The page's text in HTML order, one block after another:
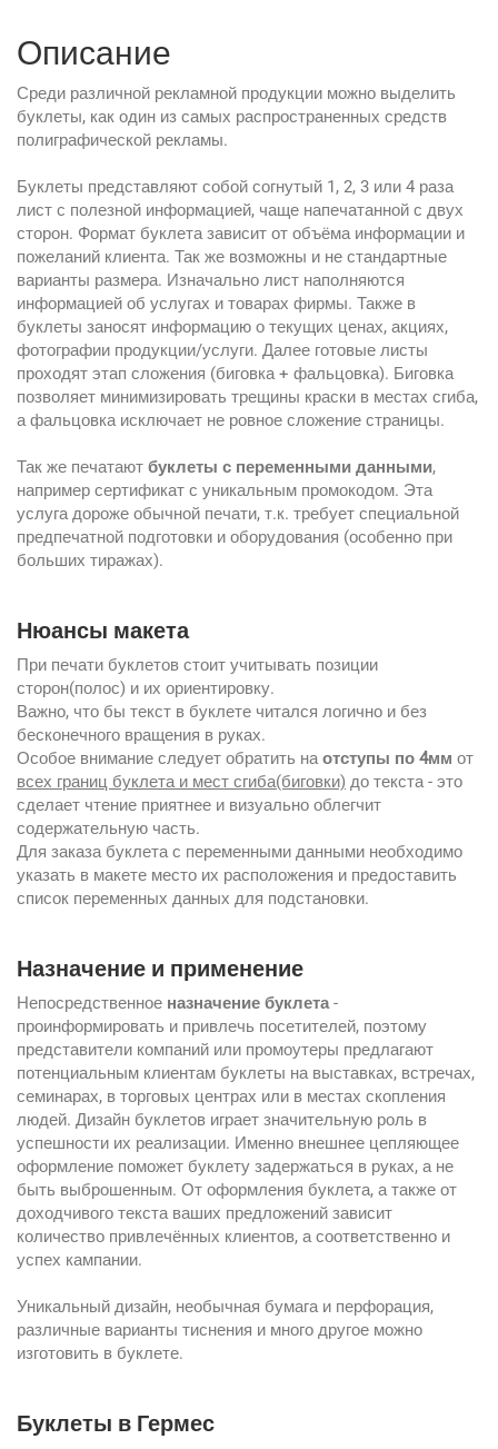
Описание
Среди различной рекламной продукции можно выделить
буклеты, как один из самых распространенных средств
полиграфической рекламы.
Буклеты представляют собой согнутый 1, 2, 3 или 4 раза
лист с полезной информацией, чаще напечатанной с двух
сторон. Формат буклета зависит от объёма информации и
пожеланий клиента. Так же возможны и не стандартные
варианты размера. Изначально лист наполняются
информацией об услугах и товарах фирмы. Также в
буклеты заносят информацию о текущих ценах, акциях,
фотографии продукции/услуги. Далее готовые листы
проходят этап сложения (биговка + фальцовка). Биговка
позволяет минимизировать трещины краски в местах сгиба,
а фальцовка исключает не ровное сложение страницы.
Так же печатают буклеты с переменными данными,
например сертификат с уникальным промокодом. Эта
услуга дороже обычной печати, т.к. требует специальной
предпечатной подготовки и оборудования (особенно при
больших тиражах).
Нюансы макета
При печати буклетов стоит учитывать позиции
сторон(полос) и их ориентировку.
Важно, что бы текст в буклете читался логично и без
бесконечного вращения в руках.
Особое внимание следует обратить наотступы по 4мм от
всех границ буклета и мест сгиба(биговки) до текста - это
сделает чтение приятнее и визуально облегчит
содержательную часть.
Для заказа буклета с переменными данными необходимо
указать в макете место их расположения и предоставить
список переменных данных для подстановки.
Назначение и применение
Непосредственное назначение буклета-
проинформировать и привлечь посетителей, поэтому
представители компаний или промоутеры предлагают
потенциальным клиентам буклеты на выставках, встречах,
семинарах, в торговых центрах или в местах скопления
людей. Дизайн буклетов играет значительную роль в
успешности их реализации. Именно внешнее цепляющее
оформление поможет буклету задержаться в руках, а не
быть выброшенным. От оформления буклета, а также от
доходчивого текста ваших предложений зависит
количество привлечённых клиентов, а соответственно и
успех кампании.
Уникальный дизайн, необычная бумага и перфорация,
различные варианты тиснения и много другое можно
изготовить в буклете.
Буклеты в Гермес